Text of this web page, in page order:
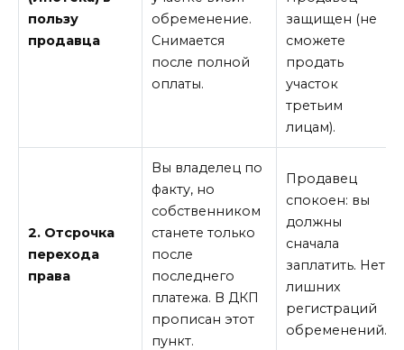
пользу
продавца
обременение.
Снимается
после полной
оплаты.
защищен (не
сможете
продать
участок
третьим
лицам).
2. Отсрочка
перехода
права
Вы владелец по
факту, но
собственником
станете только
после
последнего
платежа. В ДКП
прописан этот
пункт.
Продавец
спокоен: вы
должны
сначала
заплатить. Нет
лишних
регистраций
обременений.